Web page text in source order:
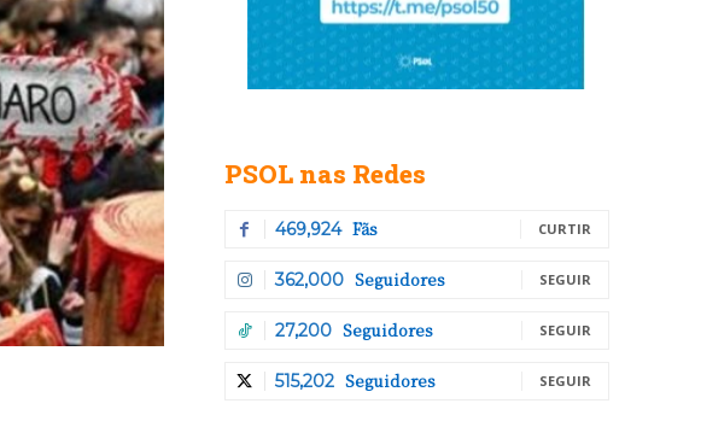
PSOL nas Redes
469,924 Fãs CURTIR
362,000 Seguidores SEGUIR
27,200 Seguidores SEGUIR
515,202 Seguidores SEGUIR